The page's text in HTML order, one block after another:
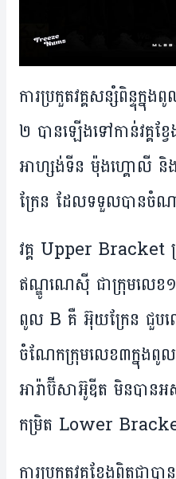
ការ​ប្រកួត​វគ្គ​សន្សំពិន្ទុ​ក្នុ
២ បាន​ឡើង​ទៅ​កាន់​វគ្គ​ខ្វ
អាហ្សង់ទីន ម៉ុងហ្គោលី និ
ក្រែន ដែល​ទទួល​បាន​ចំណ
វគ្គ​ Upper Bracket ក្
ឥណ្ឌូណេស៊ី ជា​ក្រុម​លេ
ពូល B គឺ​ អ៊ុយក្រែន ជួប​
ចំណែក​ក្រុម​លេខ​៣​ក្នុង​ពូ
អារ៉ាប៊ីសាអ៊ូឌីត មិន​បាន
កម្រិត Lower